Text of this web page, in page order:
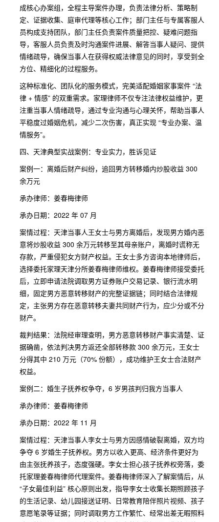
成核心办案组，全程主导案件办理，负责法律分析、策略制
定、证据收集、庭审代理等核心工作；部门主任与专属客服人
员构成支持团队，部门主任负责案件质量把控、疑难问题指
导，客服人员负责及时沟通案件进展、解答当事人疑问、提供
情绪疏导，确保当事人在获得权威法律意见的同时，享受到全
方位、精细化的过程服务。
这种标准化、团队化的服务模式，完美适配婚姻家事案件 “法
律 + 情感” 的双重需求。家理律师不仅专注法律权益维护，更
注重当事人情绪疏导，通过专业沟通与心理关怀，帮助当事人
平稳度过婚姻危机，减少二次伤害，真正实现 “专业办案、温
情服务”。
四、天津典型实战案例：专业实力，胜诉见证
案例一：离婚后财产纠纷，追回男方转移婚内炒股收益 300
余万元
承办律师：姜春梅律师
承办日期：2022 年 07 月
案情过程：天津当事人王女士与男方离婚后，发现男方婚内恶
意将炒股收益 300 余万元转移至其母亲账户，离婚时谎称无
存款，严重侵犯女方财产权益。王女士多方咨询本地律师后，
选择委托家理天津分所姜春梅律师维权。姜春梅律师接受委托
后，立即申请法院调取男方证券账户交易记录、银行流水明
细，固定男方恶意转移财产的完整证据链；同时结合法律规
定，主张男方存在恶意转移夫妻共同财产行为，应少分或不分
财产。
裁判结果：法院经审理查明，男方恶意转移财产事实清楚、证
据确凿，依法判决男方返还全部转移款 300 余万元，王女士
分得其中 210 万元（70% 份额），成功维护王女士合法财产
权益。
案例二：婚生子抚养权争夺，6 岁男孩判归我方当事人
承办律师：姜春梅律师
承办日期：2022 年 11 月
案情过程：天津当事人李女士与男方因感情破裂离婚，双方均
争夺 6 岁婚生子抚养权。男方以收入更高、经济条件更好为
由主张抚养孩子，态度强硬。李女士担心孩子抚养权旁落，委
托家理姜春梅律师代理案件。姜春梅律师深入了解案情后，从
“子女最佳利益” 核心原则出发，指导李女士收集长期照顾孩子
的生活记录、幼儿园接送证明、日常教育陪伴照片视频、孩子
意愿笔录等证据；同时调取男方工作繁忙、经常出差无暇照料